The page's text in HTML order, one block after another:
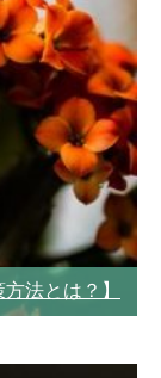
法とは？】